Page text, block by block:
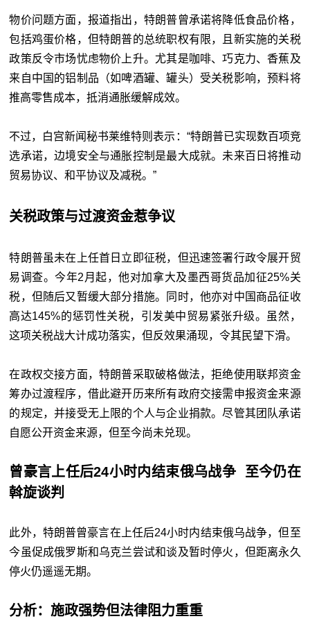
物价问题方面，报道指出，特朗普曾承诺将降低食品价格，
包括鸡蛋价格，但特朗普的总统职权有限，且新实施的关税
政策反令市场忧虑物价上升。尤其是咖啡、巧克力、香蕉及
来自中国的铝制品（如啤酒罐、罐头）受关税影响，预料将
推高零售成本，抵消通胀缓解成效。
不过，白宫新闻秘书莱维特则表示：“特朗普已实现数百项竞
选承诺，边境安全与通胀控制是最大成就。未来百日将推动
贸易协议、和平协议及减税。”
关税政策与过渡资金惹争议
特朗普虽未在上任首日立即征税，但迅速签署行政令展开贸
易调查。今年2月起，他对加拿大及墨西哥货品加征25%关
税，但随后又暂缓大部分措施。同时，他亦对中国商品征收
高达145%的惩罚性关税，引发美中贸易紧张升级。虽然，
这项关税战大计成功落实，但反效果涌现，令其民望下滑。
在政权交接方面，特朗普采取破格做法，拒绝使用联邦资金
筹办过渡程序，借此避开历来所有政府交接需申报资金来源
的规定，并接受无上限的个人与企业捐款。尽管其团队承诺
自愿公开资金来源，但至今尚未兑现。
曾豪言上任后24小时内结束俄乌战争 至今仍在
斡旋谈判
此外，特朗普曾豪言在上任后24小时内结束俄乌战争，但至
今虽促成俄罗斯和乌克兰尝试和谈及暂时停火，但距离永久
停火仍遥遥无期。
分析：施政强势但法律阻力重重